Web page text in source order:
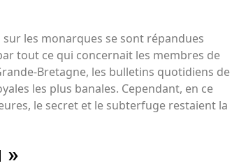
les monarques se sont répandues
tout ce qui concernait les membres de
Bretagne, les bulletins quotidiens de
les plus banales. Cependant, en ce
le secret et le subterfuge restaient la
»